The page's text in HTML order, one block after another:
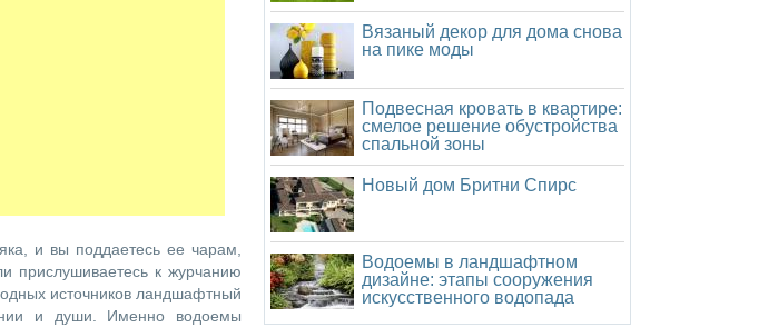
и вы поддаетесь ее чарам,
прислушиваетесь к журчанию
источников ландшафтный
и души. Именно водоемы
Вязаный декор для дома снова
на пике моды
Подвесная кровать в квартире:
смелое решение обустройства
спальной зоны
Новый дом Бритни Спирс
Водоемы в ландшафтном
дизайне: этапы сооружения
искусственного водопада